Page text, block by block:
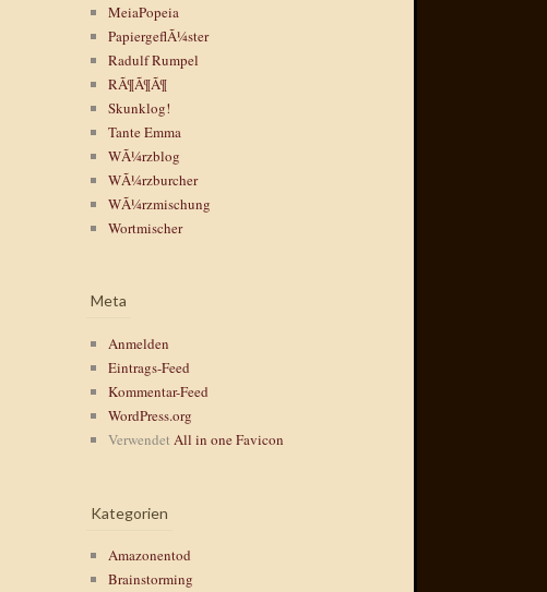
MeiaPopeia
PapiergeflÃ¼ster
Radulf Rumpel
RÃ¶Ã¶Ã¶
Skunklog!
Tante Emma
WÃ¼rzblog
WÃ¼rzburcher
WÃ¼rzmischung
Wortmischer
Meta
Anmelden
Eintrags-Feed
Kommentar-Feed
WordPress.org
Verwendet All in one Favicon
Kategorien
Amazonentod
Brainstorming